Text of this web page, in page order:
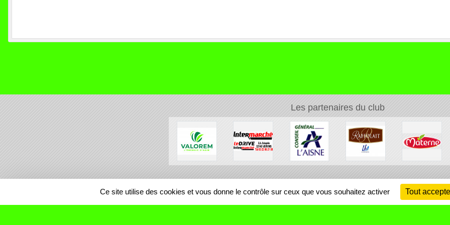
Les partenaires du club
REGIONS
Ce site utilise des cookies et vous donne le contrôle sur ceux que vous souhaitez activer Tout